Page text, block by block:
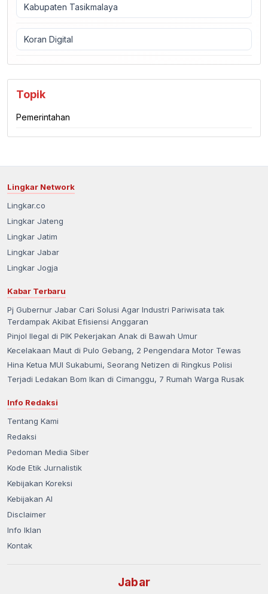
Kabupaten Tasikmalaya
Koran Digital
Topik
Pemerintahan
Lingkar Network
Lingkar.co
Lingkar Jateng
Lingkar Jatim
Lingkar Jabar
Lingkar Jogja
Kabar Terbaru
Pj Gubernur Jabar Cari Solusi Agar Industri Pariwisata tak
Terdampak Akibat Efisiensi Anggaran
Pinjol Ilegal di PIK Pekerjakan Anak di Bawah Umur
Kecelakaan Maut di Pulo Gebang, 2 Pengendara Motor Tewas
Hina Ketua MUI Sukabumi, Seorang Netizen di Ringkus Polisi
Terjadi Ledakan Bom Ikan di Cimanggu, 7 Rumah Warga Rusak
Info Redaksi
Tentang Kami
Redaksi
Pedoman Media Siber
Kode Etik Jurnalistik
Kebijakan Koreksi
Kebijakan AI
Disclaimer
Info Iklan
Kontak
Jabar